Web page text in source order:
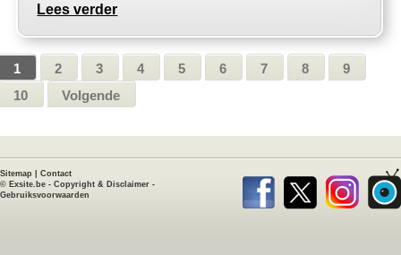
Lees verder
1 2 3 4 5 6 7 8
9
10
Volgende
Sitemap
Contact
© Exsite.be - Copyright & Disclaimer -
Gebruiksvoorwaarden